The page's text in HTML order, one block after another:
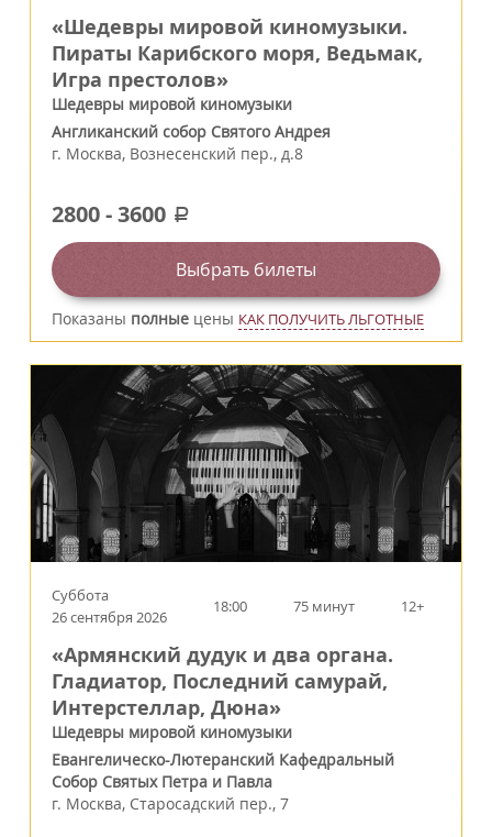
«Шедевры мировой киномузыки.
Пираты Карибского моря, Ведьмак,
Игра престолов»
Шедевры мировой киномузыки
Англиканский собор Святого Андрея
г. Москва, Вознесенский пер., д.8
2800-3600 a
Выбрать билеты
Показаны полные цены КАК ПОЛУЧИТЬ ЛЬГОТНЫЕ
Суббота
26 сентября 2026
18:00 75 минут 12+
«Армянский дудук и два органа.
Гладиатор, Последний самурай,
Интерстеллар, Дюна»
Шедевры мировой киномузыки
Евангелическо-Лютеранский Кафедральный
Собор Святых Петра и Павла
г. Москва, Старосадский пер., 7